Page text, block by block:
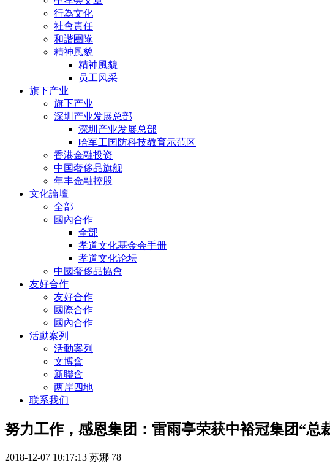
行為文化
社會責任
和諧團隊
精神風貌
精神風貌
员工风采
旗下产业
旗下产业
深圳产业发展总部
深圳产业发展总部
哈军工国防科技教育示范区
香港金融投资
中国奢侈品旗舰
年丰金融控股
文化論壇
全部
國內合作
全部
孝道文化基金会手册
孝道文化论坛
中國奢侈品協會
友好合作
友好合作
國際合作
國內合作
活動案列
活動案列
文博會
新聯會
两岸四地
联系我们
努力工作，感恩集团：雷雨亭荣获中裕冠集团“总
2018-12-07 10:17:13 苏娜 78